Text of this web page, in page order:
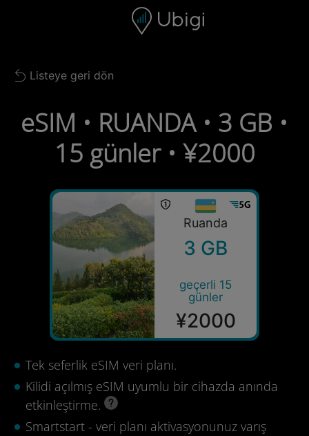
Gezinme çubuğu Alt bilgi
Back to list
Listeye geri dön
eSIM • RUANDA • 3 GB •
15 günler • ¥2000
Ruanda
3 GB
geçerli 15
günler
¥2000
Tek seferlik eSIM veri planı.
Kilidi açılmış eSIM uyumlu bir cihazda anında
etkinleştirme.
Smartstart - veri planı aktivasyonunuz varış